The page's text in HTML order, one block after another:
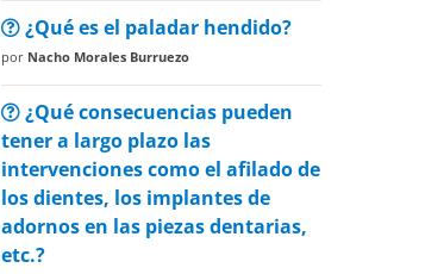
¿Qué es el paladar hendido?
por Nacho Morales Burruezo
¿Qué consecuencias pueden
tener a largo plazo las
intervenciones como el afilado de
los dientes, los implantes de
adornos en las piezas dentarias,
etc.?